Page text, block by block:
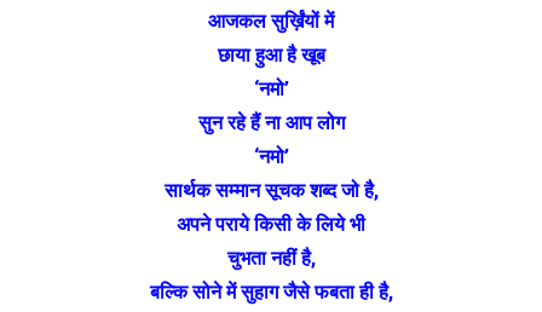
आजकल सुर्ख़िंयों में
छाया हुआ है खूब
‘नमो’
सुन रहे हैं ना आप लोग
‘नमो’
सार्थक सम्मान सूचक शब्द जो है,
अपने पराये किसी के लिये भी
चुभता नहीं है,
बल्कि सोने में सुहाग जैसे फबता ही है,